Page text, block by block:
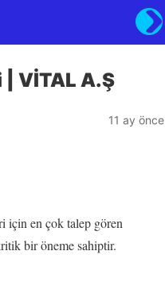
| VİTAL A.Ş
11 ay önce
için en çok talep gören
bir öneme sahiptir.